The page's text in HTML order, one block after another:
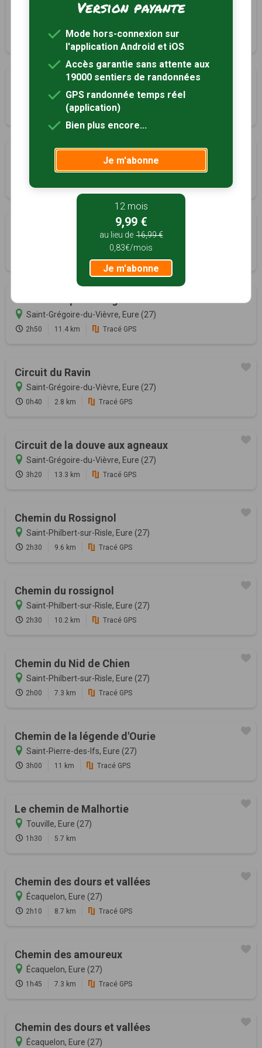
Chemin du patrimoine
3.2 km Tracé GPS
Chemin du Rond de Beuvron
Montfort-sur-Risle, Eure (27)
11.5 km Tracé GPS
Chemin de l'abbaye du Bec
Pont-Authou, Eure (27)
5h30
Chemin de l’Aventure
Pont-Authou, Eure (27)
Circuit des ponts et gués
Saint-Grégoire-du-Vièvre, Eure (27)
2h50 11.4 km Tracé GPS
Circuit du Ravin
Saint-Grégoire-du-Vièvre, Eure (27)
0h40 2.8 km Tracé GPS
Circuit de la douve aux agneaux
Saint-Grégoire-du-Vièvre, Eure (27)
3h20 13.3 km Tracé GPS
Chemin du Rossignol
Saint-Philbert-sur-Risle, Eure (27)
2h30 9.6 km Tracé GPS
Chemin du rossignol
Saint-Philbert-sur-Risle, Eure (27)
2h30 10.2 km Tracé GPS
Chemin du Nid de Chien
Saint-Philbert-sur-Risle, Eure (27)
2h00 7.3 km Tracé GPS
Chemin de la légende d'Ourie
Saint-Pierre-des-Ifs, Eure (27)
3h00 11 km Tracé GPS
Le chemin de Malhortie
Touville, Eure (27)
1h30 5.7 km
Chemin des dours et vallées
Écaquelon, Eure (27)
2h10 8.7 km Tracé GPS
Chemin des amoureux
Écaquelon, Eure (27)
1h45 7.3 km Tracé GPS
Chemin des dours et vallées
Écaquelon, Eure (27)
Version payante
Mode hors-connexion sur
l'application Android et iOS
Accès garantie sans attente aux
19000 sentiers de randonnées
GPS randonnée temps réel
(application)
Bien plus encore...
Je m'abonne
12 mois
9,99 €
au lieu de 16,99 €
0,83€/mois
Je m'abonne